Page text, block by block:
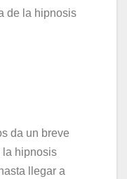
de la hipnosis
da un breve
la hipnosis
llegar a